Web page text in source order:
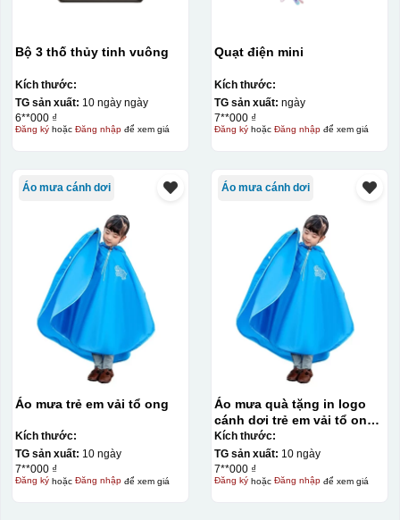
Chén sau khi được dán xong (chưa nung)
Bộ 3 thố thủy tinh vuông
Kích thước:
TG sản xuất: 10 ngày ngày
6**000 ₫
Đăng kýhoặc Đăng nhậpđể xem giá
Quạt điện mini
Kích thước:
TG sản xuất: ngày
7**000 ₫
Đăng kýhoặc Đăng nhậpđể xem giá
Áo mưa cánh dơi
Áo mưa trẻ em vải tổ ong
Kích thước:
TG sản xuất: 10 ngày
7**000 ₫
Đăng kýhoặc Đăng nhậpđể xem giá
Áo mưa cánh dơi
Áo mưa quà tặng in logo
cánh dơi trẻ em vải tổ ong
KQ-AM11
Kích thước:
TG sản xuất: 10 ngày
7**000 ₫
Đăng kýhoặc Đăng nhậpđể xem giá